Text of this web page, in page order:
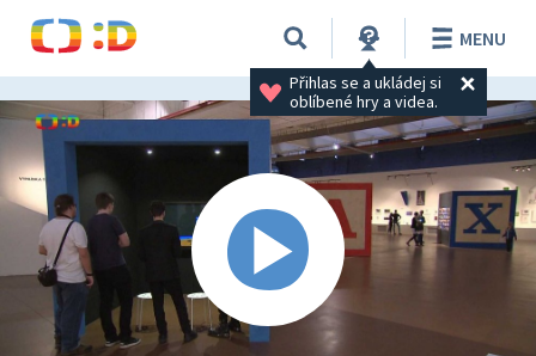
Přihlas se a ukládej si
oblíbené hry a videa.
MENU